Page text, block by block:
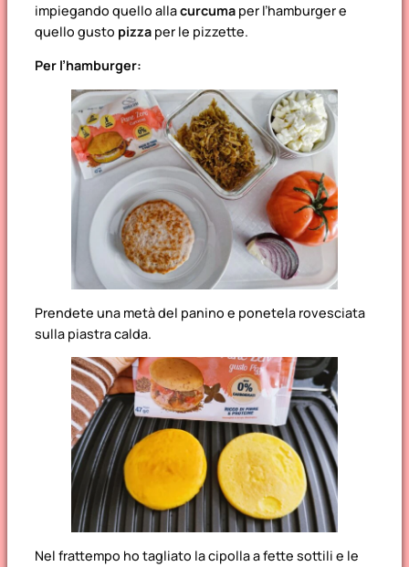
impiegando quello allacurcuma per l’hamburger e
quello gusto pizza per le pizzette.
Per l’hamburger:
Prendete una metà del panino e ponetela rovesciata
sulla piastra calda.
Nel frattempo ho tagliato la cipolla a fette sottili e le